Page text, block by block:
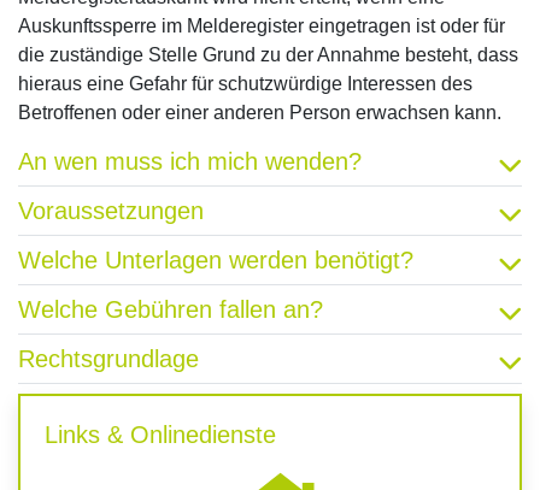
Auskunftssperre im Melderegister eingetragen ist oder für
die zuständige Stelle Grund zu der Annahme besteht, dass
hieraus eine Gefahr für schutzwürdige Interessen des
Betroffenen oder einer anderen Person erwachsen kann.
An wen muss ich mich wenden?
Voraussetzungen
Welche Unterlagen werden benötigt?
Welche Gebühren fallen an?
Rechtsgrundlage
Links & Onlinedienste